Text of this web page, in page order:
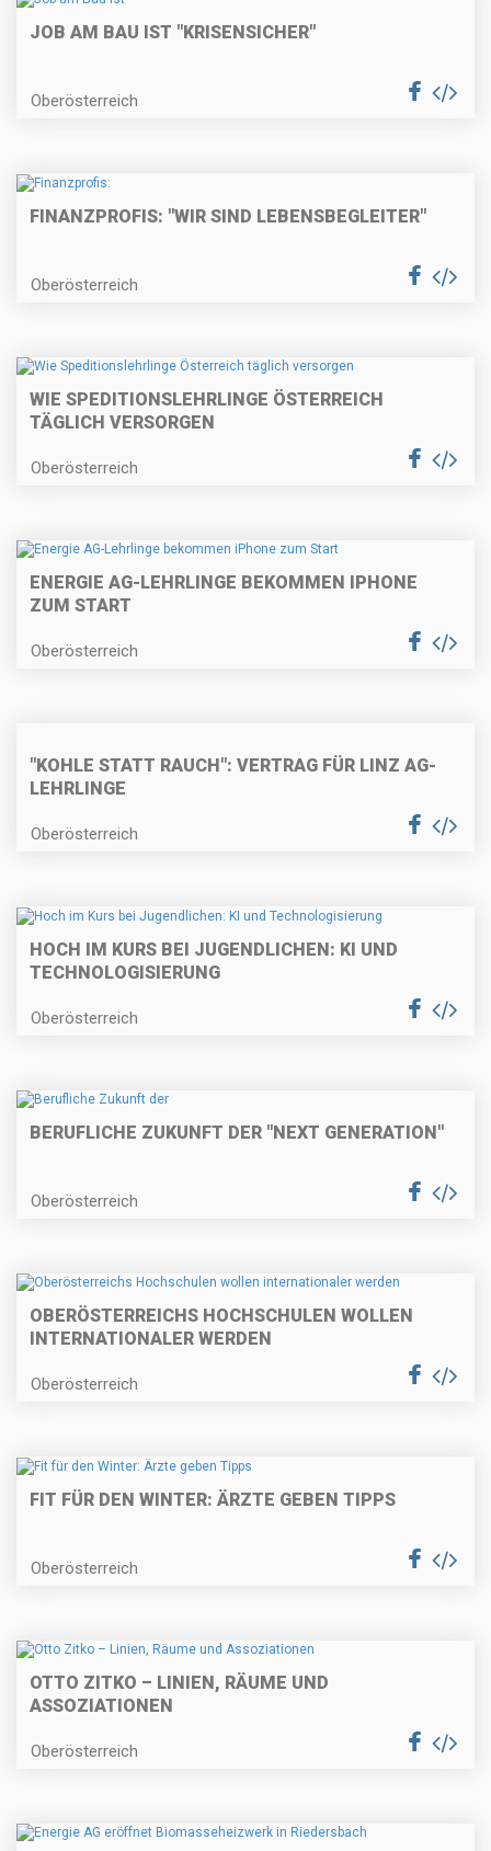
JOB AM BAU IST "KRISENSICHER"
Oberösterreich
FINANZPROFIS: "WIR SIND LEBENSBEGLEITER"
Oberösterreich
WIE SPEDITIONSLEHRLINGE ÖSTERREICH
TÄGLICH VERSORGEN
Oberösterreich
ENERGIE AG-LEHRLINGE BEKOMMEN IPHONE
ZUM START
Oberösterreich
"KOHLE STATT RAUCH": VERTRAG FÜR LINZ AG-
LEHRLINGE
Oberösterreich
HOCH IM KURS BEI JUGENDLICHEN: KI UND
TECHNOLOGISIERUNG
Oberösterreich
BERUFLICHE ZUKUNFT DER "NEXT GENERATION"
Oberösterreich
OBERÖSTERREICHS HOCHSCHULEN WOLLEN
INTERNATIONALER WERDEN
Oberösterreich
FIT FÜR DEN WINTER: ÄRZTE GEBEN TIPPS
Oberösterreich
OTTO ZITKO – LINIEN, RÄUME UND
ASSOZIATIONEN
Oberösterreich